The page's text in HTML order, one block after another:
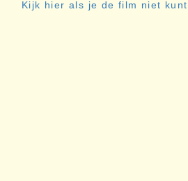
Kijk hier als je de film niet kunt